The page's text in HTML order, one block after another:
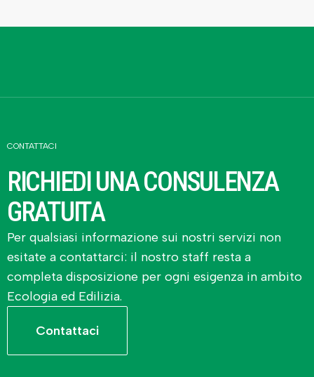
CONTATTACI
RICHIEDI UNA CONSULENZA
GRATUITA
Per qualsiasi informazione sui nostri servizi non
esitate a contattarci: il nostro staff resta a
completa disposizione per ogni esigenza in ambito
Ecologia ed Edilizia.
Contattaci